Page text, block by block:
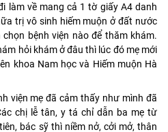
làm về mang cả 1 tờ giấy A4 danh
trị vô sinh hiếm muộn ở đất nước
bệnh viện nào để thăm khám.
hỏi khám ở đâu thì lúc đó mẹ mới
khoa Nam học và Hiếm muộn Hà
viện mẹ đã cảm thấy như mình đã
chị lễ tân, y tá chỉ dẫn ba mẹ từ
bác sỹ thì niềm nở, cởi mở, thân